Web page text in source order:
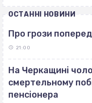
ОСТАННІ НОВИНИ
Про грози
21:00
На Черкащині
смертельному
пенсіонера